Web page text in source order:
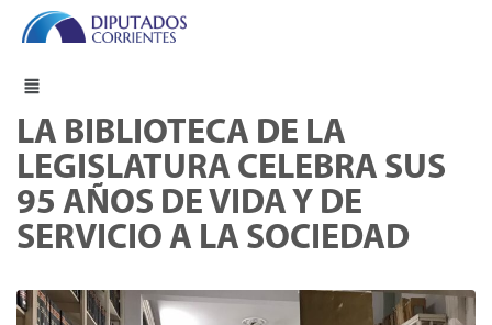
LA BIBLIOTECA DE LA
LEGISLATURA CELEBRA SUS
95 AÑOS DE VIDA Y DE
SERVICIO A LA SOCIEDAD